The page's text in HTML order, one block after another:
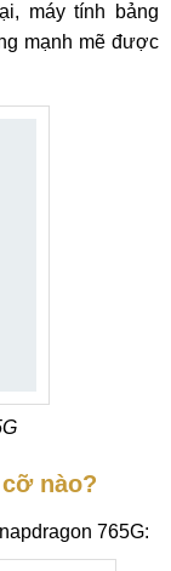
máy tính bảng
mạnh mẽ được
nào?
765G: